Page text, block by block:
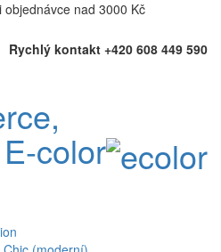
objednávce nad 3000 Kč
Rychlý kontakt +420 608 449 590
color